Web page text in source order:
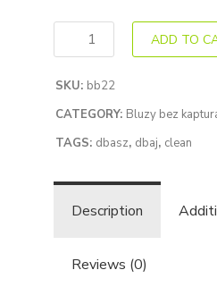
ADD TO
SKU: bb22
CATEGORY: Bluzy bez
TAGS: dbasz, dbaj, clean
Description
Reviews (0)